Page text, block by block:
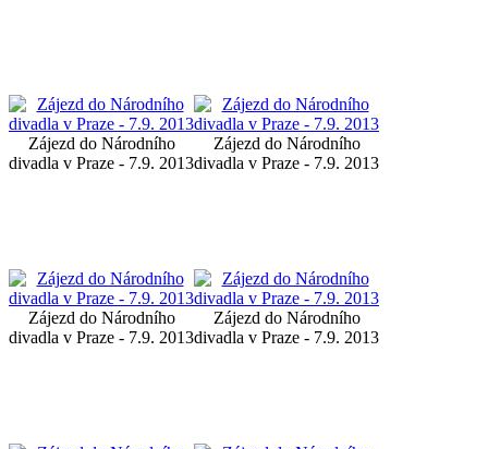
Zájezd do Národního
divadla v Praze - 7.9. 2013
Zájezd do Národního
divadla v Praze - 7.9. 2013
Zájezd do Národního
divadla v Praze - 7.9. 2013
Zájezd do Národního
divadla v Praze - 7.9. 2013